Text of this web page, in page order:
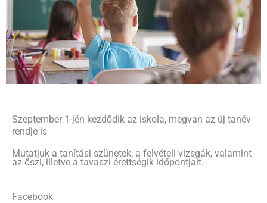
Szeptember 1-jén kezdődik az iskola, megvan az új tanév
rendje is
Mutatjuk a tanítási szünetek, a felvételi vizsgák, valamint
az őszi, illetve a tavaszi érettségik időpontjait.
Facebook